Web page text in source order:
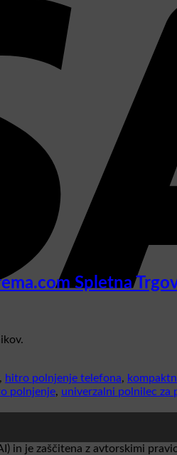
Spletna
, hitro polnjenje telefona,
polnjenje, univerzalni polnilec za
in je zaščitena z avtorskimi